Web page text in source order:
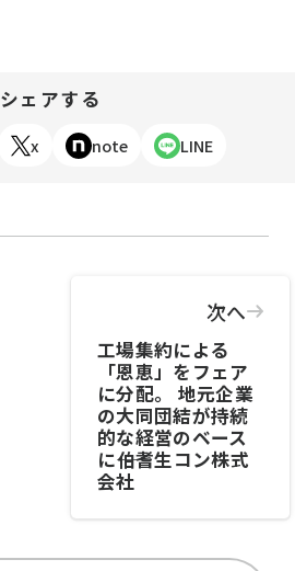
シェアする
x note LINE
次へ
工場集約による
「恩恵」をフェア
に分配。 地元企業
の大同団結が持続
的な経営のベース
に――伯耆生コン株式
会社